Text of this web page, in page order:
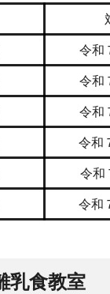
令和
令和
令和
令和
令和
令和
乳食教室